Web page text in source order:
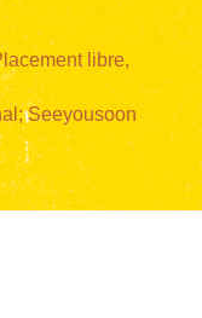
libre
Seeyousoon